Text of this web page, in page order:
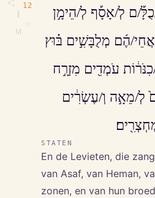
M
12
ם לְ/אָסָ֡ף לְ/הֵימָ֣ן
אֲחֵי/הֶ֜ם מְלֻבָּשִׁ֣ים בּ֗וּץ
עֹמְדִ֖ים מִזְרָ֣ח
לְ/מֵאָ֣ה וְ/עֶשְׂרִ֔ים
STATEN
En de Levieten, die
van Asaf, van Heman,
zonen, en van hun